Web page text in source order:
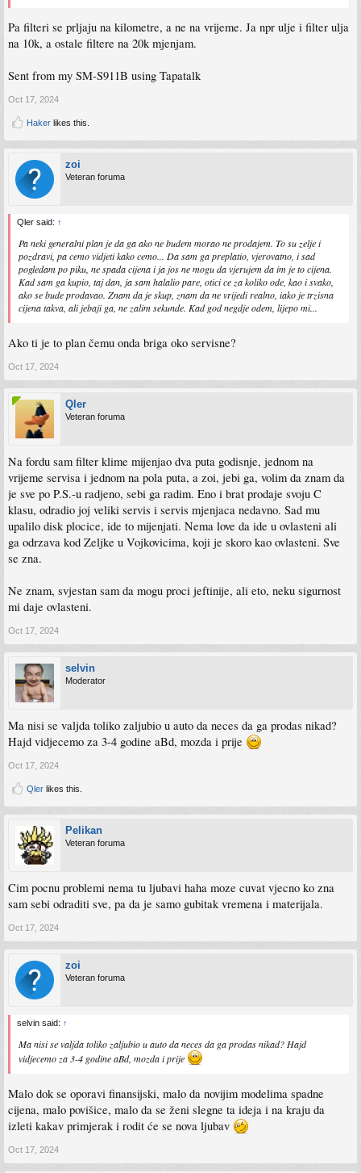
Pa filteri se prljaju na kilometre, a ne na vrijeme. Ja npr ulje i filter ulja
na 10k, a ostale filtere na 20k mjenjam.
Sent from my SM-S911B using Tapatalk
Oct 17, 2024
Haker likes this.
zoi
Veteran foruma
Qler said: ↑
Pa neki generalni plan je da ga ako ne budem morao ne prodajem. To su zelje i
pozdravi, pa cemo vidjeti kako cemo... Da sam ga preplatio, vjerovatno, i sad
pogledam po piku, ne spada cijena i ja jos ne mogu da vjerujem da im je to cijena.
Kad sam ga kupio, taj dan, ja sam halalio pare, otici ce za koliko ode, kao i svako,
ako se bude prodavao. Znam da je skup, znam da ne vrijedi realno, iako je trzisna
cijena takva, ali jebaji ga, ne zalim sekunde. Kad god negdje odem, lijepo mi...
Ako ti je to plan čemu onda briga oko servisne?
Oct 17, 2024
Qler
Veteran foruma
Na fordu sam filter klime mijenjao dva puta godisnje, jednom na
vrijeme servisa i jednom na pola puta, a zoi, jebi ga, volim da znam da
je sve po P.S.-u radjeno, sebi ga radim. Eno i brat prodaje svoju C
klasu, odradio joj veliki servis i servis mjenjaca nedavno. Sad mu
upalilo disk plocice, ide to mijenjati. Nema love da ide u ovlasteni ali
ga odrzava kod Zeljke u Vojkovicima, koji je skoro kao ovlasteni. Sve
se zna.
Ne znam, svjestan sam da mogu proci jeftinije, ali eto, neku sigurnost
mi daje ovlasteni.
Oct 17, 2024
selvin
Moderator
Ma nisi se valjda toliko zaljubio u auto da neces da ga prodas nikad?
Hajd vidjecemo za 3-4 godine aBd, mozda i prije
Oct 17, 2024
Qler likes this.
Pelikan
Veteran foruma
Cim pocnu problemi nema tu ljubavi haha moze cuvat vjecno ko zna
sam sebi odraditi sve, pa da je samo gubitak vremena i materijala.
Oct 17, 2024
zoi
Veteran foruma
selvin said: ↑
Ma nisi se valjda toliko zaljubio u auto da neces da ga prodas nikad? Hajd
vidjecemo za 3-4 godine aBd, mozda i prije
Malo dok se oporavi finansijski, malo da novijim modelima spadne
cijena, malo povišice, malo da se ženi slegne ta ideja i na kraju da
izleti kakav primjerak i rodit će se nova ljubav
Oct 17, 2024